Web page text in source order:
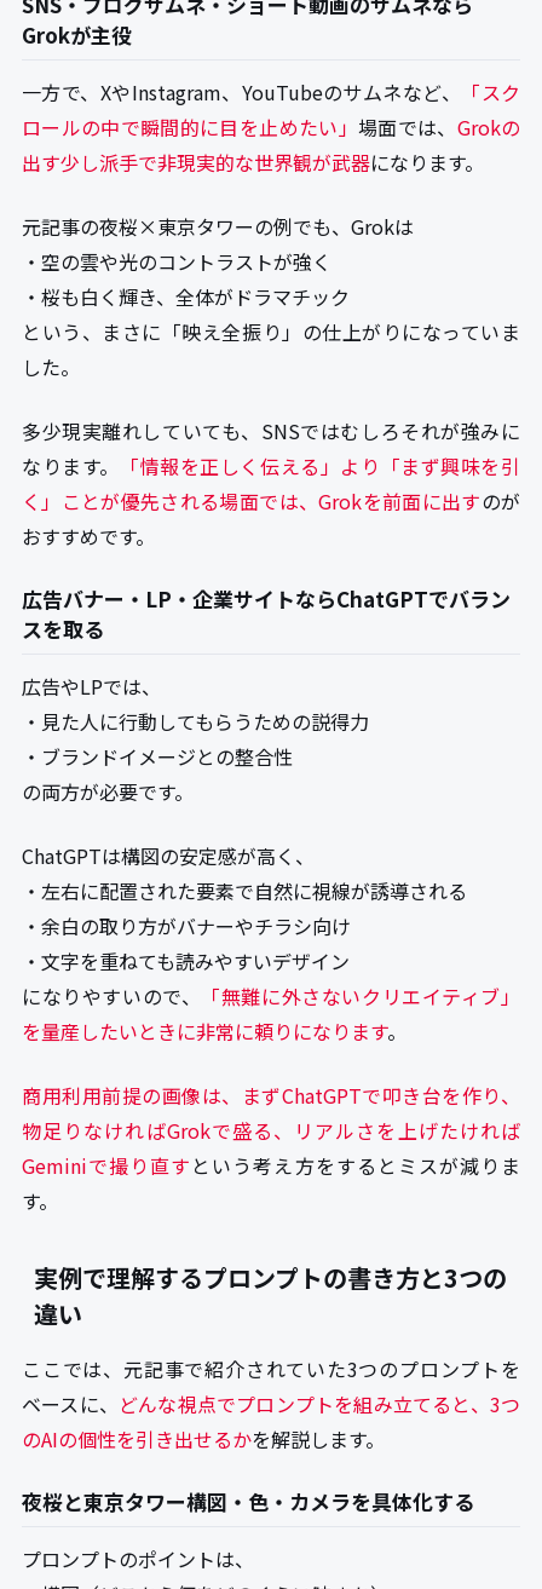
Grokが主役
一方で、XやInstagram、YouTubeのサムネなど、
「スク
ロールの中で瞬間的に目を止めたい」 場面では、 Grokの
出す少し派手で非現実的な世界観が武器になります。
元記事の夜桜×東京タワーの例でも、Grokは
・空の雲や光のコントラストが強く
・桜も白く輝き、全体がドラマチック
という、まさに「映え全振り」の仕上がりになっていま
した。
多少現実離れしていても、SNSではむしろそれが強みに
なります。
「情報を正しく伝える」より「まず興味を引
く」ことが優先される場面では、Grokを前面に出すのが
おすすめです。
広告バナー・LP・企業サイトならChatGPTでバラン
スを取る
広告やLPでは、
・見た人に行動してもらうための説得力
・ブランドイメージとの整合性
の両方が必要です。
ChatGPTは構図の安定感が高く、
・左右に配置された要素で自然に視線が誘導される
・余白の取り方がバナーやチラシ向け
・文字を重ねても読みやすいデザイン
になりやすいので、
「無難に外さないクリエイティブ」
を量産したいときに非常に頼りになります。
商用利用前提の画像は、まずChatGPTで叩き台を作り、
物足りなければGrokで盛る、リアルさを上げたければ
Geminiで撮り直す という考え方をするとミスが減りま
す。
実例で理解するプロンプトの書き方と3つの
違い
ここでは、元記事で紹介されていた3つのプロンプトを
ベースに、 どんな視点でプロンプトを組み立てると、3つ
のAIの個性を引き出せるかを解説します。
夜桜と東京タワー構図・色・カメラを具体化する
プロンプトのポイントは、